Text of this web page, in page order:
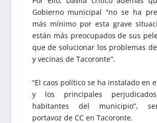
Gobierno municipal “no se ha
más mínimo por esta grave
están más preocupados de sus
que de solucionar los problemas
y vecinas de Tacoronte”.
“El caos político se ha instalado en
y los principales
habitantes del municipio”,
portavoz de CC en Tacoronte.